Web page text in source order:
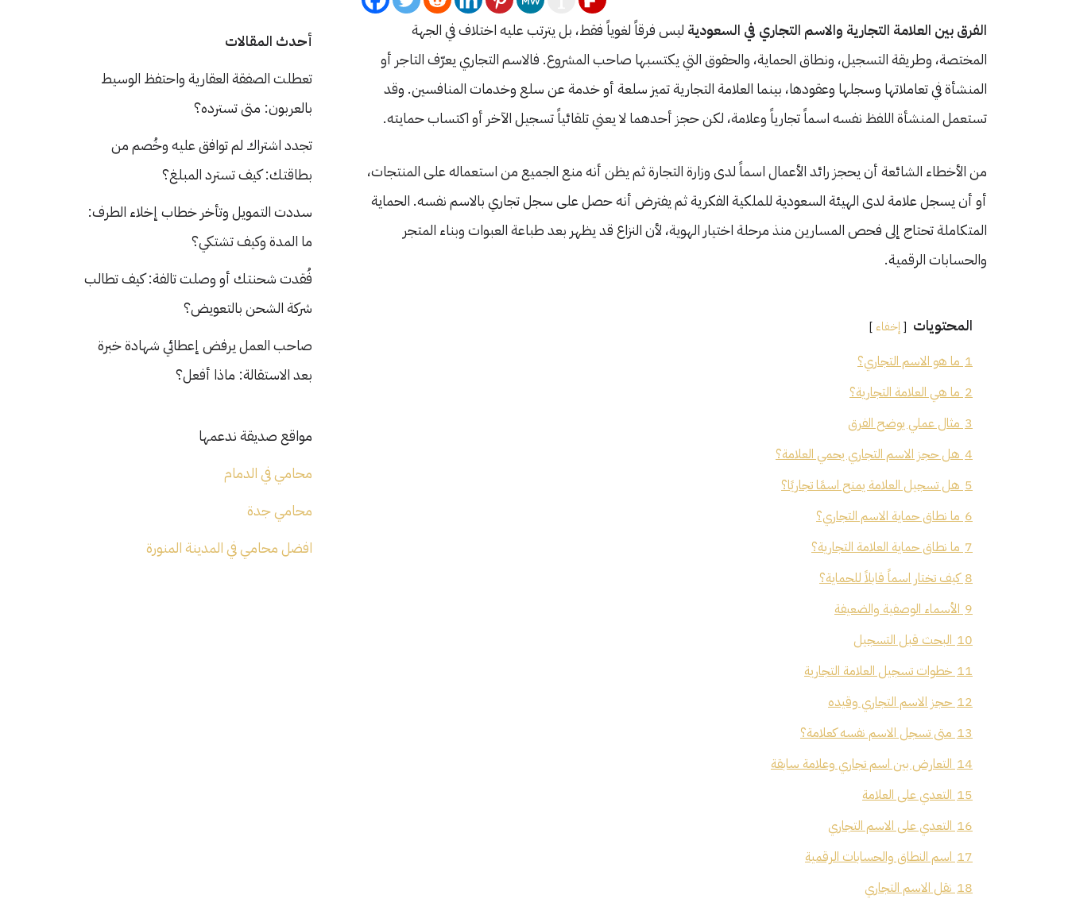
الفرق بين العلامة التجارية والاسم التجاري في السعودية ليس فرقاً لغوياً فقط، بل يترتب عليه اختلاف في الجهة
المختصة، وطريقة التسجيل، ونطاق الحماية، والحقوق التي يكتسبها صاحب المشروع. فالاسم التجاري يعرّف التاجر أو
المنشأة في تعاملاتها وسجلها وعقودها، بينما العلامة التجارية تميز سلعة أو خدمة عن سلع وخدمات المنافسين. وقد
تستعمل المنشأة اللفظ نفسه اسماً تجارياً وعلامة، لكن حجز أحدهما لا يعني تلقائياً تسجيل الآخر أو اكتساب حمايته.
من الأخطاء الشائعة أن يحجز رائد الأعمال اسماً لدى وزارة التجارة ثم يظن أنه منع الجميع من استعماله على المنتجات،
أو أن يسجل علامة لدى الهيئة السعودية للملكية الفكرية ثم يفترض أنه حصل على سجل تجاري بالاسم نفسه. الحماية
المتكاملة تحتاج إلى فحص المسارين منذ مرحلة اختيار الهوية، لأن النزاع قد يظهر بعد طباعة العبوات وبناء المتجر
والحسابات الرقمية.
المحتويات إخفاء
1 ما هو الاسم التجاري؟
2 ما هي العلامة التجارية؟
3 مثال عملي يوضح الفرق
4 هل حجز الاسم التجاري يحمي العلامة؟
5 هل تسجيل العلامة يمنح اسمًا تجاريًا؟
6 ما نطاق حماية الاسم التجاري؟
7 ما نطاق حماية العلامة التجارية؟
8 كيف تختار اسماً قابلاً للحماية؟
9 الأسماء الوصفية والضعيفة
10 البحث قبل التسجيل
11 خطوات تسجيل العلامة التجارية
12 حجز الاسم التجاري وقيده
13 متى تسجل الاسم نفسه كعلامة؟
14 التعارض بين اسم تجاري وعلامة سابقة
15 التعدي على العلامة
16 التعدي على الاسم التجاري
17 اسم النطاق والحسابات الرقمية
18 نقل الاسم التجاري
أحدث المقالات
تعطلت الصفقة العقارية واحتفظ الوسيط
بالعربون: متى تسترده؟
تجدد اشتراك لم توافق عليه وخُصم من
بطاقتك: كيف تسترد المبلغ؟
سددت التمويل وتأخر خطاب إخلاء الطرف:
ما المدة وكيف تشتكي؟
فُقدت شحنتك أو وصلت تالفة: كيف تطالب
شركة الشحن بالتعويض؟
صاحب العمل يرفض إعطائي شهادة خبرة
بعد الاستقالة: ماذا أفعل؟
مواقع صديقة ندعمها
محامي في الدمام
محامي جدة
افضل محامي في المدينة المنورة